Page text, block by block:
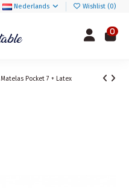
Nederlands Wishlist (0)
0
Matelas Pocket 7 + Latex